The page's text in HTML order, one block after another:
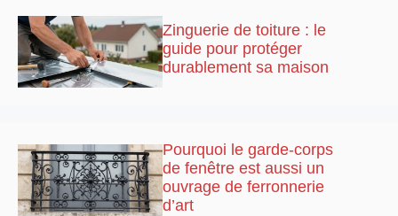
Zinguerie de toiture : le
guide pour protéger
durablement sa maison
Pourquoi le garde-corps
de fenêtre est aussi un
ouvrage de ferronnerie
d’art